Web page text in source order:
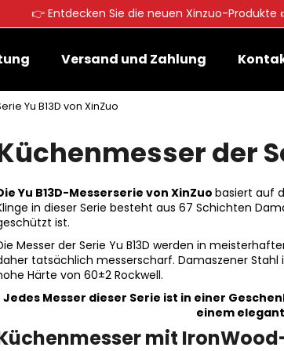
👉 Entdecken Sie die neuen Xinzuo-Produkte
Versand und Zahlung
Yu B13D von XinZuo
der
Yu B13D-Messerserie von XinZuo basiert auf
in dieser Serie besteht aus 67 Schichten
ist.
Messer der Serie Yu B13D werden in
tatsächlich messerscharf. Damaszener
Härte von 60±2 Rockwell.
Jedes Messer dieser Serie ist in einer
einem
mit
Was suchen Sie?
SUCHEN
Wir empfehlen